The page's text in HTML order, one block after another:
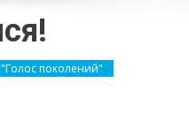
поколений"